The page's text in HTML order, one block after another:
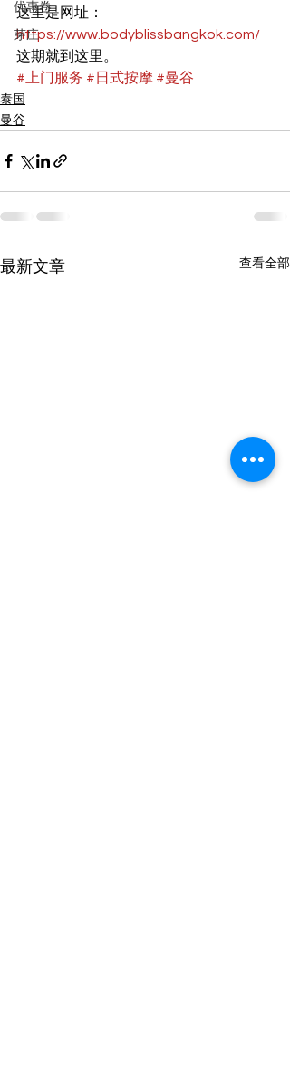
优惠卷
芽庄
这里是网址：
https://www.bodyblissbangkok.com/
这期就到这里。
#上门服务 #日式按摩 #曼谷
泰国
曼谷
最新文章 查看全部